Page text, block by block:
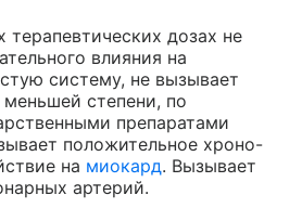
дозах не
влияния на
систему, не вызывает
степени, по
препаратами
положительное хроно-
на миокард. Вызывает
артерий.